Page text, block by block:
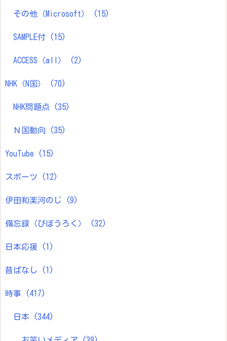
その他（Microsoft） (15)
SAMPLE付 (15)
ACCESS（all） (2)
NHK（N国） (70)
NHK問題点 (35)
Ｎ国動向 (35)
YouTube (15)
スポーツ (12)
伊田和楽河のじ (9)
備忘録（びぼうろく） (32)
日本応援 (1)
昔ばなし (1)
時事 (417)
日本 (344)